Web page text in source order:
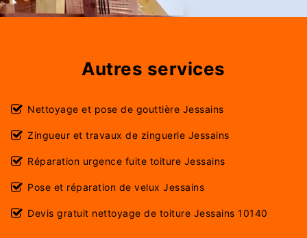
Autres services
Nettoyage et pose de gouttière Jessains
Zingueur et travaux de zinguerie Jessains
Réparation urgence fuite toiture Jessains
Pose et réparation de velux Jessains
Devis gratuit nettoyage de toiture Jessains 10140